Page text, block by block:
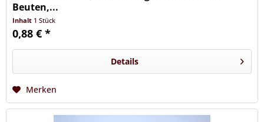
Beuten,...
Inhalt 1 Stück
0,88 € *
Details
Merken